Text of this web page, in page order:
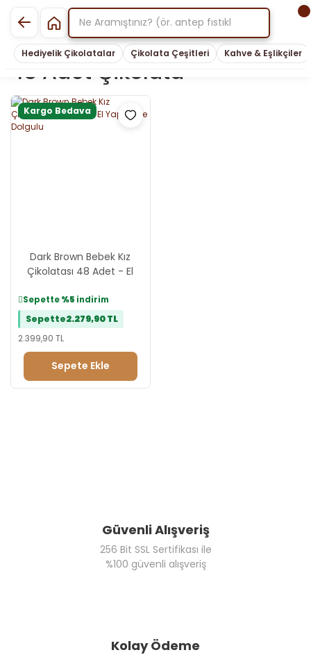
Hediyelik Çikolatalar Çikolata Çeşitleri Kahve & Eşlikçiler
48 Adet Çikolata
Kargo Bedava
Dark Brown Bebek Kız
Çikolatası 48 Adet - El
Sepette%5 indirim
Sepette2.279,90 TL
2.399,90 TL
Sepete Ekle
Güvenli Alışveriş
256 Bit SSL Sertifikası ile
%100 güvenli alışveriş
Kolay Ödeme